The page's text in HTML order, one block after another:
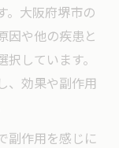
。大阪府堺市の
因や他の疾患と
しています。
、効果や副作用
副作用を感じに